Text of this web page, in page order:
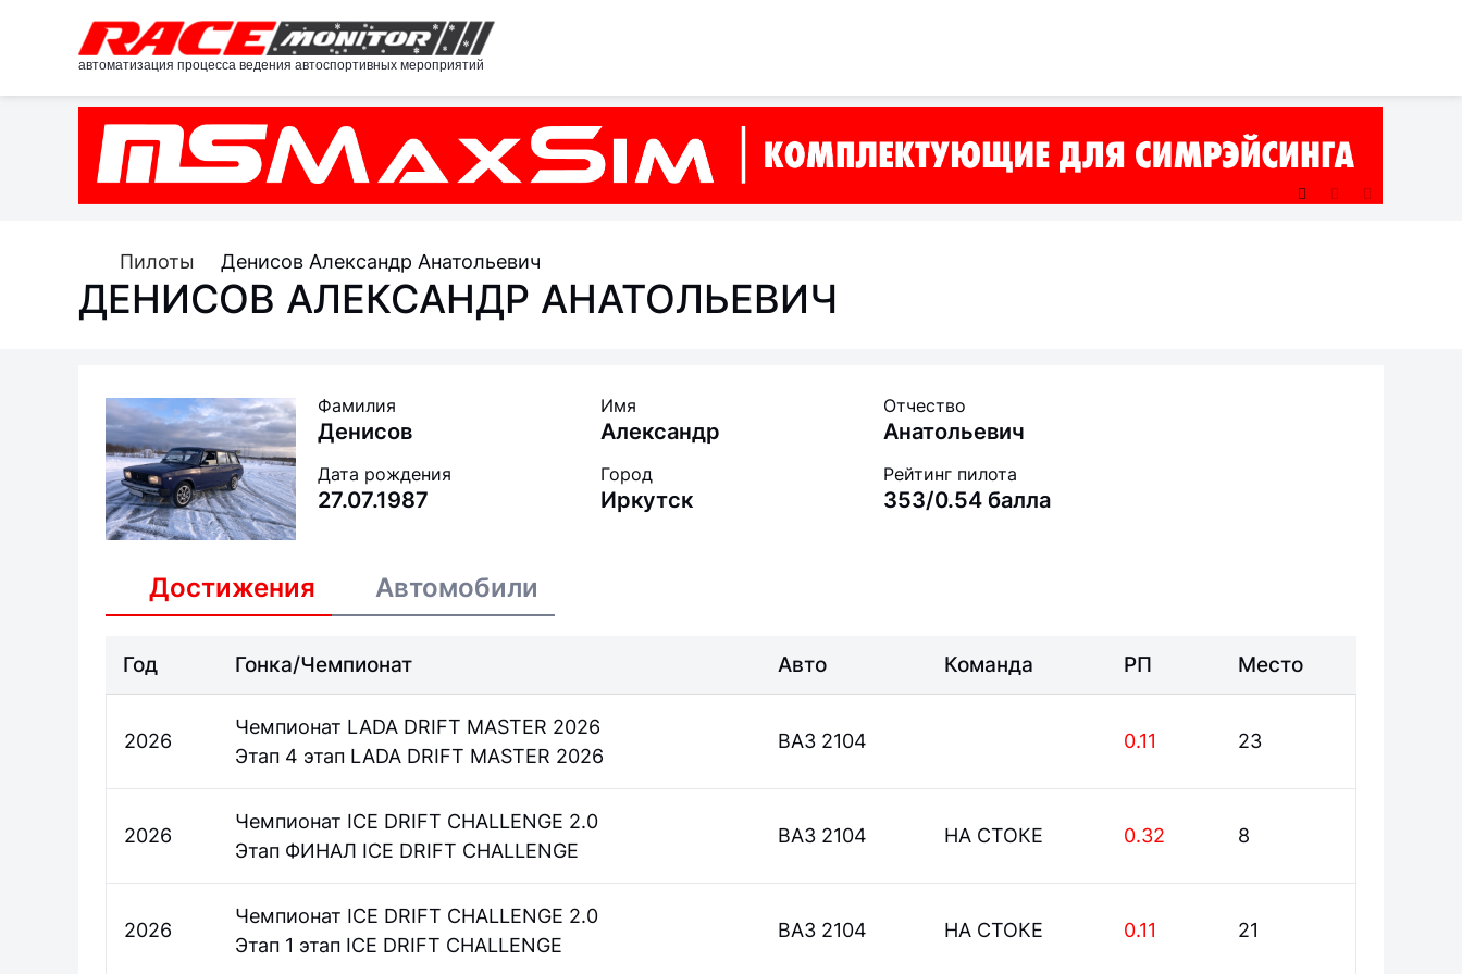
автоматизация процесса ведения автоспортивных мероприятий
Пилоты Денисов Александр Анатольевич
ДЕНИСОВ АЛЕКСАНДР АНАТОЛЬЕВИЧ
Фамилия
Денисов
Имя
Александр
Отчество
Анатольевич
Дата рождения
27.07.1987
Город
Иркутск
Рейтинг пилота
353/0.54 балла
Достижения Автомобили
Год Гонка/Чемпионат Авто Команда РП Место
2026
Чемпионат LADA DRIFT MASTER 2026
Этап 4 этап LADA DRIFT MASTER 2026
ВАЗ 2104 0.11 23
2026
Чемпионат ICE DRIFT CHALLENGE 2.0
Этап ФИНАЛ ICE DRIFT CHALLENGE
ВАЗ 2104 НА СТОКЕ 0.32 8
2026
Чемпионат ICE DRIFT CHALLENGE 2.0
Этап 1 этап ICE DRIFT CHALLENGE
ВАЗ 2104 НА СТОКЕ 0.11 21